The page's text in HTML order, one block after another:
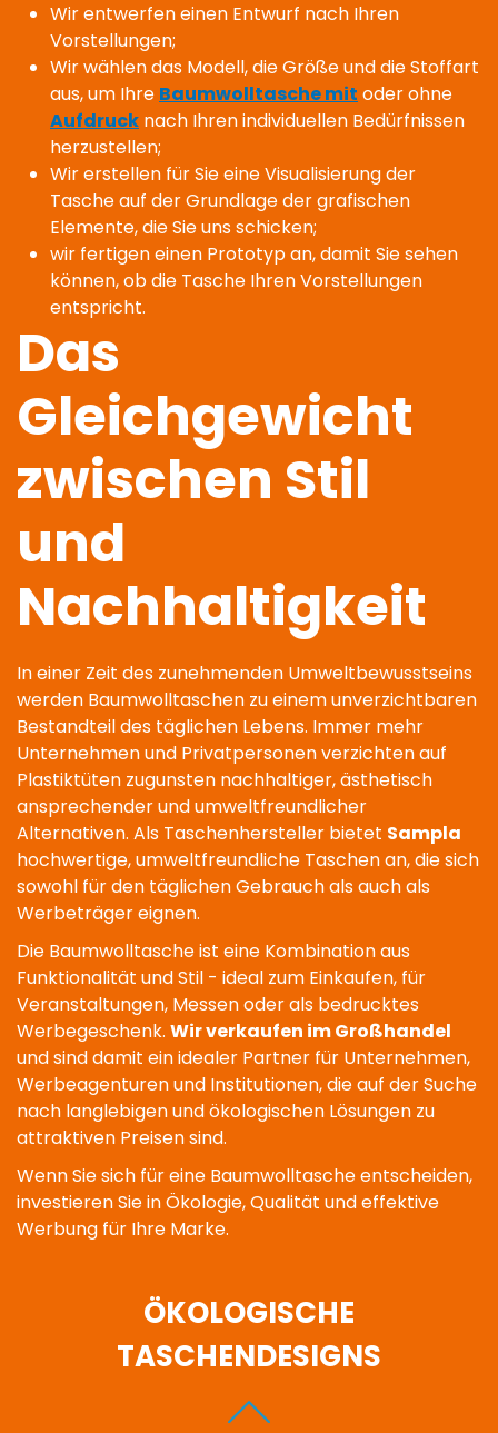
Wir entwerfen einen Entwurf nach Ihren
Vorstellungen;
Wir wählen das Modell, die Größe und die Stoffart
aus, um Ihre Baumwolltasche mit oder ohne
Aufdruck nach Ihren individuellen Bedürfnissen
herzustellen;
Wir erstellen für Sie eine Visualisierung der
Tasche auf der Grundlage der grafischen
Elemente, die Sie uns schicken;
wir fertigen einen Prototyp an, damit Sie sehen
können, ob die Tasche Ihren Vorstellungen
entspricht.
Das
Gleichgewicht
zwischen Stil
und
Nachhaltigkeit
In einer Zeit des zunehmenden Umweltbewusstseins
werden Baumwolltaschen zu einem unverzichtbaren
Bestandteil des täglichen Lebens. Immer mehr
Unternehmen und Privatpersonen verzichten auf
Plastiktüten zugunsten nachhaltiger, ästhetisch
ansprechender und umweltfreundlicher
Alternativen. Als Taschenhersteller bietet Sampla
hochwertige, umweltfreundliche Taschen an, die sich
sowohl für den täglichen Gebrauch als auch als
Werbeträger eignen.
Die Baumwolltasche ist eine Kombination aus
Funktionalität und Stil - ideal zum Einkaufen, für
Veranstaltungen, Messen oder als bedrucktes
Werbegeschenk. Wir verkaufen im Großhandel
und sind damit ein idealer Partner für Unternehmen,
Werbeagenturen und Institutionen, die auf der Suche
nach langlebigen und ökologischen Lösungen zu
attraktiven Preisen sind.
Wenn Sie sich für eine Baumwolltasche entscheiden,
investieren Sie in Ökologie, Qualität und effektive
Werbung für Ihre Marke.
ÖKOLOGISCHE
TASCHENDESIGNS